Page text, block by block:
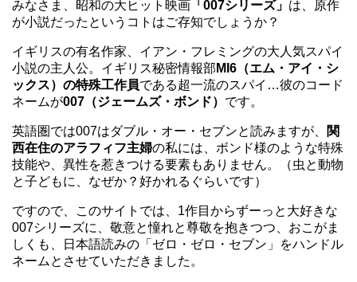
みなさま、昭和の大ヒット映画 「007シリーズ」 は、原作
が小説だったというコトはご存知でしょうか？
イギリスの有名作家、イアン・フレミングの大人気スパイ
小説の主人公。イギリス秘密情報部 MI6（エム・アイ・シ
ックス）の特殊工作員である超一流のスパイ…彼のコード
ネームが007（ジェームズ・ボンド） です。
英語圏では007はダブル・オー・セブンと読みますが、
関
西在住のアラフィフ主婦の私には、ボンド様のような特殊
技能や、異性を惹きつける要素もありません。（虫と動物
と子どもに、なぜか？好かれるぐらいです）
ですので、このサイトでは、1作目からずーっと大好きな
007シリーズに、敬意と憧れと尊敬を抱きつつ、おこがま
しくも、日本語読みの「ゼロ・ゼロ・セブン」をハンドル
ネームとさせていただきました。